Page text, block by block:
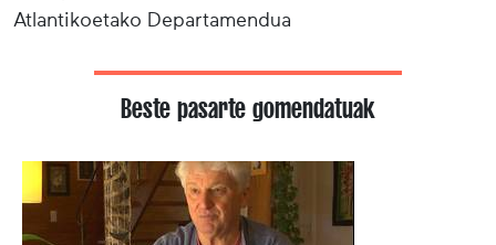
Atlantikoetako Departamendua
Beste pasarte gomendatuak